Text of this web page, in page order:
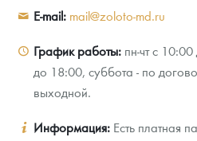
Год Лошади
Флот: ледоколы и корабли
Жетоны "Необыкновенные обитатели
Политика конфиденциальности
Политика использования Cookies
Пресс-служба
E-mail: mail@zoloto-md.ru
График работы: пн-чт с
до 18:00, суббота - по
выходной.
Информация: Есть платная